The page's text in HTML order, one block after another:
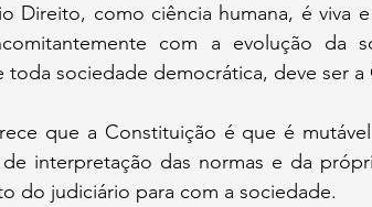
Direito, como ciência humana, é viva
com a evolução da
sociedade democrática, deve ser a
que a Constituição é que é
interpretação das normas e da
do judiciário para com a sociedade.